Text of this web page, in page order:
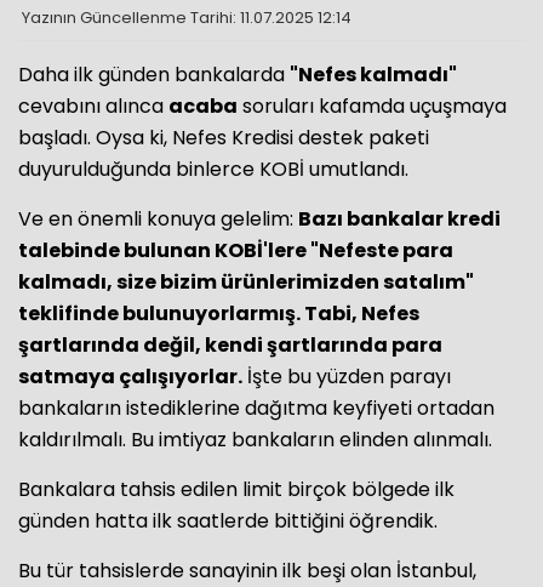
Yazının Güncellenme Tarihi: 11.07.2025 12:14
Daha ilk günden bankalarda "Nefes kalmadı"
cevabını alınca acaba soruları kafamda uçuşmaya
başladı. Oysa ki, Nefes Kredisi destek paketi
duyurulduğunda binlerce KOBİ umutlandı.
Ve en önemli konuya gelelim: Bazı bankalar kredi
talebinde bulunan KOBİ'lere "Nefeste para
kalmadı, size bizim ürünlerimizden satalım"
teklifinde bulunuyorlarmış. Tabi, Nefes
şartlarında değil, kendi şartlarında para
satmaya çalışıyorlar. İşte bu yüzden parayı
bankaların istediklerine dağıtma keyfiyeti ortadan
kaldırılmalı. Bu imtiyaz bankaların elinden alınmalı.
Bankalara tahsis edilen limit birçok bölgede ilk
günden hatta ilk saatlerde bittiğini öğrendik.
Bu tür tahsislerde sanayinin ilk beşi olan İstanbul,